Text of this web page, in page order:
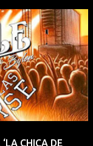
CHICA DE